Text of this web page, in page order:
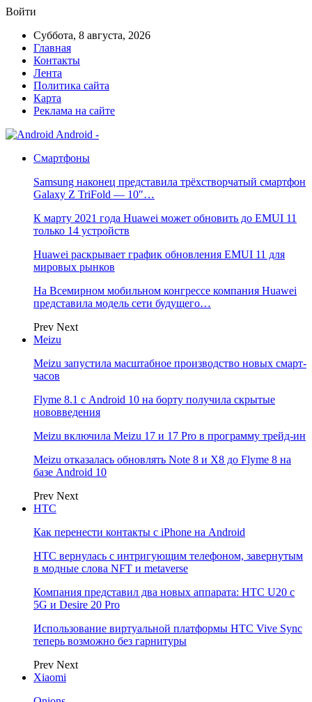
Войти
Суббота, 8 августа, 2026
Главная
Контакты
Лента
Политика сайта
Карта
Реклама на сайте
Android -
Смартфоны
Samsung наконец представила трёхстворчатый смартфон
Galaxy Z TriFold — 10″…
К марту 2021 года Huawei может обновить до EMUI 11
только 14 устройств
Huawei раскрывает график обновления EMUI 11 для
мировых рынков
На Всемирном мобильном конгрессе компания Huawei
представила модель сети будущего…
Prev Next
Meizu
Meizu запустила масштабное производство новых смарт-
часов
Flyme 8.1 с Android 10 на борту получила скрытые
нововведения
Meizu включила Meizu 17 и 17 Pro в программу трейд-ин
Meizu отказалась обновлять Note 8 и X8 до Flyme 8 на
базе Android 10
Prev Next
НТС
Как перенести контакты с iPhone на Android
HTC вернулась с интригующим телефоном, завернутым
в модные слова NFT и metaverse
Компания представил два новых аппарата: HTC U20 с
5G и Desire 20 Pro
Использование виртуальной платформы HTC Vive Sync
теперь возможно без гарнитуры
Prev Next
Xiaomi